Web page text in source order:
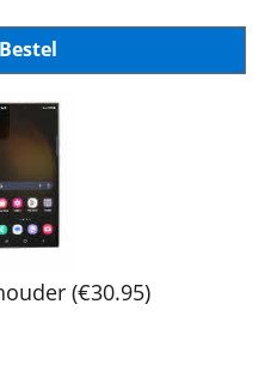
Bestel
(€30.95)